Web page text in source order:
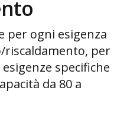
per ogni esigenza
per
specifiche
da 80 a